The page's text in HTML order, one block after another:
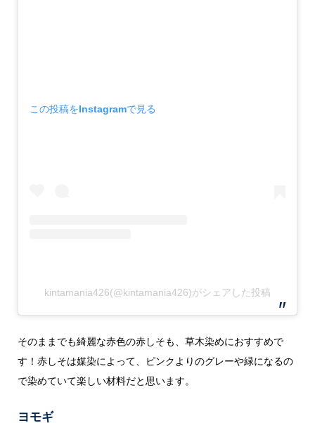
この投稿をInstagramで見る
kintamania426(@kintamania426)がシェアした投稿
そのままでも綺麗な赤色の赤しそも、草木染めにおすすめで
す！赤しそは媒染によって、ピンクよりのグレーや緑になるの
で染めていて楽しい材料だと思います。
ヨモギ